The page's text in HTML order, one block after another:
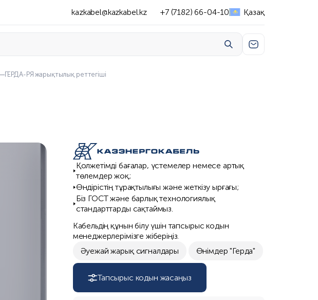
kazkabel@kazkabel.kz +7 (7182) 66-04-10 Қазақ
ГЕРДА-РЯ жарықтылық реттегіші
Қолжетімді бағалар, үстемелер немесе артық
төлемдер жоқ;
Өндірістің тұрақтылығы және жеткізу ырғағы;
Біз ГОСТ және барлық технологиялық
стандарттарды сақтаймыз.
Кабельдің құнын білу үшін тапсырыс кодын
менеджерлерімізге жіберіңіз.
Әуежай жарық сигналдары
Өнімдер "Герда"
Тапсырыс кодын жасаңыз